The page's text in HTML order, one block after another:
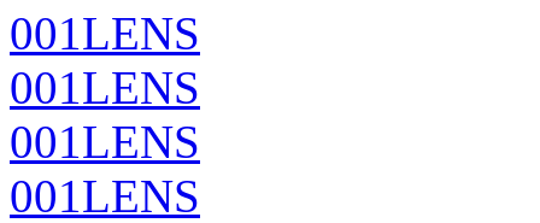
001LENS
001LENS
001LENS
001LENS